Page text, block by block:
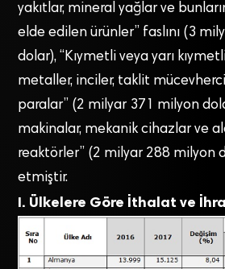
yakıtlar, mineral yağlar ve
elde edilen ürünler” faslını (3
dolar), “Kıymetli veya yarı
metaller, inciler, taklit
paralar” (2 milyar 371 milyon
makinalar, mekanik cihazlar ve
reaktörler” (2 milyar 288 milyon
etmiştir.
I. Ülkelere Göre İthalat ve